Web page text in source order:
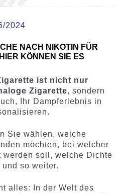
2024
NACH NIKOTIN FÜR
KÖNNEN SIE ES
ist nicht nur
Zigarette, sondern
Ihr Dampferlebnis in
Sie wählen, welche
möchten, bei welcher
werden soll, welche Dichte
so weiter.
alles: In der Welt des